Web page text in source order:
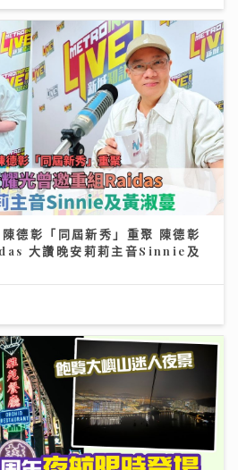
德彰「同屆新秀」重聚 陳德彰
大讚晚安莉莉主音Sinnie及